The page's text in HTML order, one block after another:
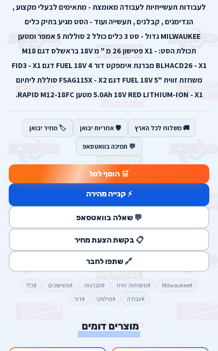
לעבודות תעשייתיות לעבודה מאומצת - מתאימים לבעלי מקצוע ,
הנדימנים , קבלנים , תעשייה ועוד - הסט מגיע בתיק כלים
MILWAUKEE גדול - סט 3 כלים כולל 2 סוללות 5 אמפר ומטען
תכולת הסט: - X1 פטישון 26 מ " מ 18V בראשלס דגם M18
BLHACD26 - X1 מברגת אימפקט דור 4 FUEL 18V דגם FID3 - X1
משחזת זווית "5 FUEL 18V דגם FSAG115X - X2 סוללת ליתיום
5.0Ah 18V RED LITHIUM-ION - X1 מטען RAPID M12-18FC.
🚚 משלוח לכל הארץ 🛡️ אחריות יבואן 🏷️ מחיר יבואן
💬 תמיכה בוואטסאפ
🛒 הוסף לסל
⚡ קנייה מהירה
💬 שאלה בוואטסאפ
📋 בקשת הצעת מחיר
🔗 שתפו לחבר
#Milwaukee #משחזות זווית #מברגות #פטישונים
#כלי
#עבודה
#מילווקי #דור
מוצרים דומים